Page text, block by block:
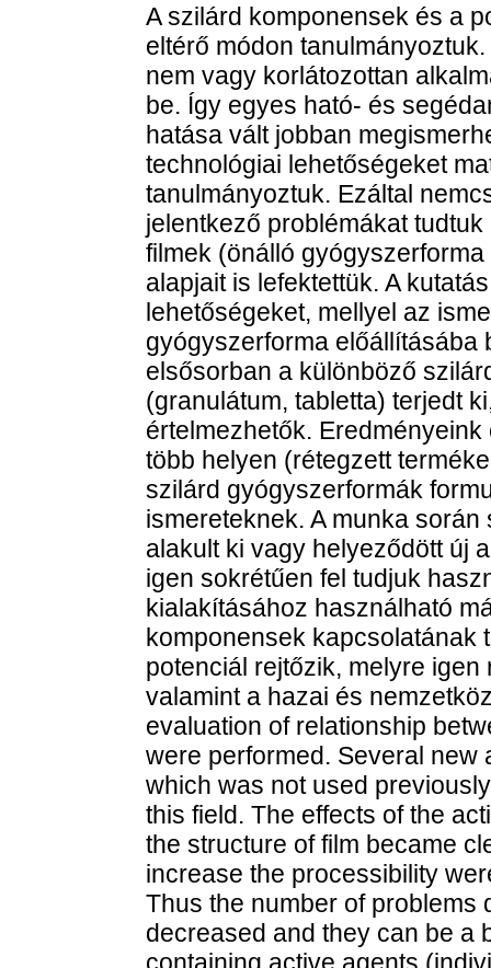
A szilárd komponensek és a
eltérő módon
nem vagy korlátozottan
be. Így egyes ható- és
hatása vált jobban
technológiai lehetőségeket
tanulmányoztuk. Ezáltal
jelentkező problémákat
filmek (önálló
alapjait is lefektettük. A
lehetőségeket, mellyel az
gyógyszerforma előállításába
elsősorban a különböző
(granulátum, tabletta) terjedt
értelmezhetők.
több helyen (rétegzett
szilárd gyógyszerformák
ismereteknek. A munka
alakult ki vagy helyeződött új
igen sokrétűen fel tudjuk
kialakításához használható
komponensek kapcsolatának
potenciál rejtőzik, melyre
valamint a hazai és
evaluation of relationship
were performed. Several new
which was not used
this field. The effects of the
the structure of film became
increase the processibility
Thus the number of problems
decreased and they can be a